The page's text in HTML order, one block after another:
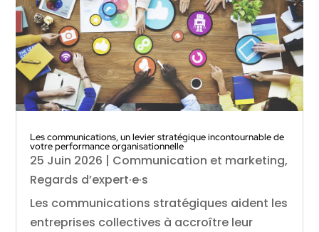
Les communications, un levier stratégique incontournable de
votre performance organisationnelle
25 Juin 2026 | Communication et marketing,
Regards d’expert·e·s
Les communications stratégiques aident les
entreprises collectives à accroître leur